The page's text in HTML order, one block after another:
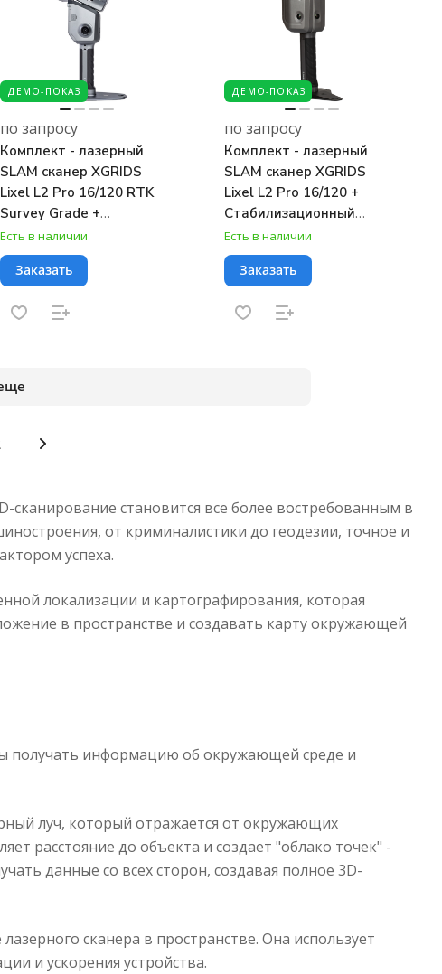
ДЕМО-ПОКАЗ
по запросу
Комплект - лазерный
SLAM сканер XGRIDS
Lixel L2 Pro 16/120 RTK
Survey Grade +
Стабилизационный
жилет L2 Pro + Веха L2
Pro + ПО Lixel Studio
Есть в наличии
Заказать
ДЕМО-ПОКАЗ
по запросу
Комплект - лазерный
SLAM сканер XGRIDS
Lixel L2 Pro 16/120 +
Стабилизационный
жилет L2 Pro + Веха L2
Pro + ПО Lixel Studio
Online Activation
Есть в наличии
Заказать
становится все более востребованным в
от криминалистики до геодезии, точное и
успеха.
локализации и картографирования, которая
в пространстве и создавать карту окружающей
получать информацию об окружающей среде и
луч, который отражается от окружающих
расстояние до объекта и создает "облако точек" -
данные со всех сторон, создавая полное 3D-
сканера в пространстве. Она использует
и ускорения устройства.